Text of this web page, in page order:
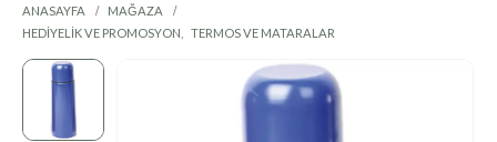
ANASAYFA
MAĞAZA
HEDIYELIK VE PROMOSYON
TERMOS VE MATARALAR